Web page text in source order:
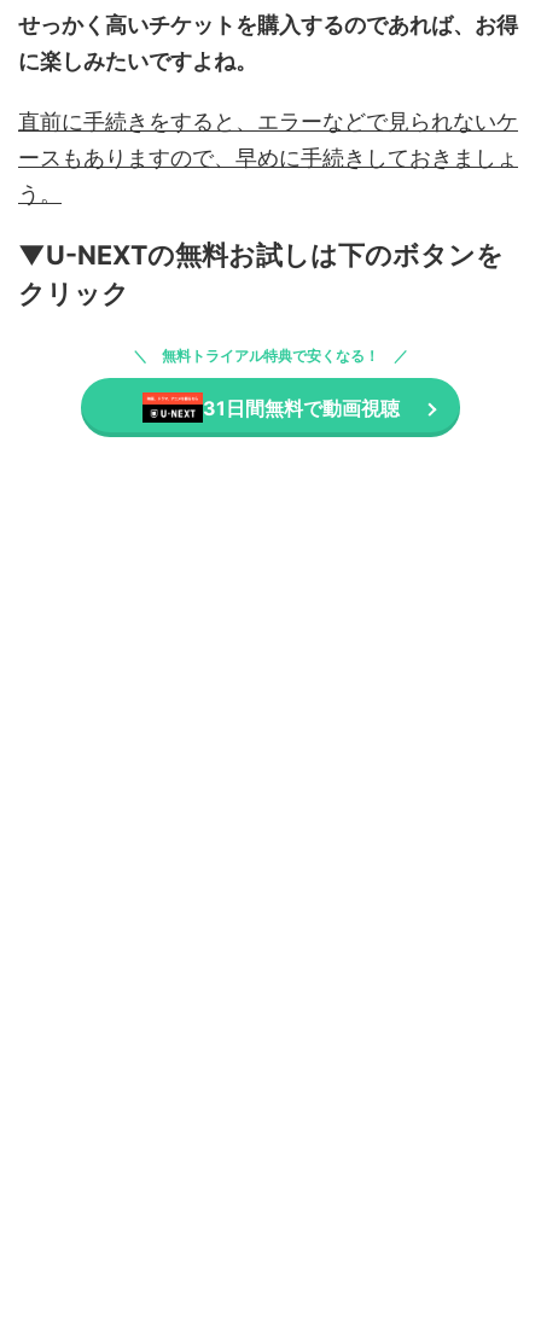
せっかく高いチケットを購入するのであれば、お得
に楽しみたいですよね。
直前に手続きをすると、エラーなどで見られないケ
ースもありますので、早めに手続きしておきましょ
う。
▼U-NEXTの無料お試しは下のボタンを
クリック
無料トライアル特典で安くなる！
31日間無料で動画視聴